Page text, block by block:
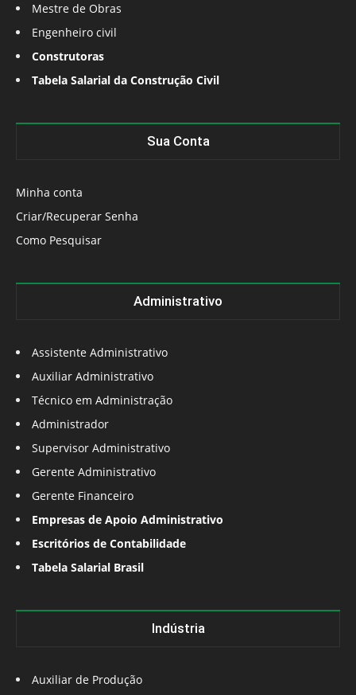
Mestre de Obras
Engenheiro civil
Construtoras
Tabela Salarial da Construção Civil
Sua Conta
Minha conta
Criar/Recuperar Senha
Como Pesquisar
Administrativo
Assistente Administrativo
Auxiliar Administrativo
Técnico em Administração
Administrador
Supervisor Administrativo
Gerente Administrativo
Gerente Financeiro
Empresas de Apoio Administrativo
Escritórios de Contabilidade
Tabela Salarial Brasil
Indústria
Auxiliar de Produção